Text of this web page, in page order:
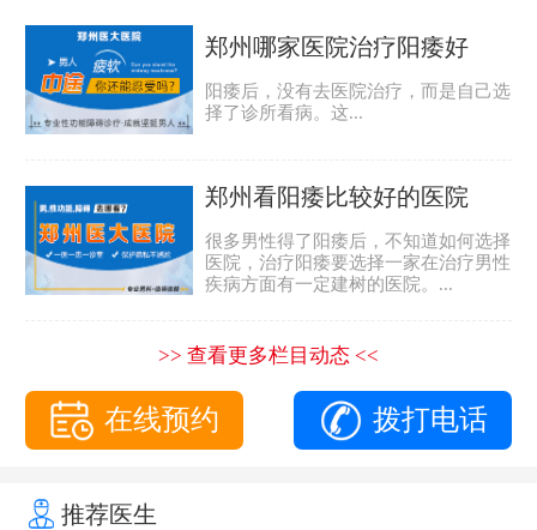
郑州哪家医院治疗阳痿好
阳痿后，没有去医院治疗，而是自己选
择了诊所看病。这...
郑州看阳痿比较好的医院
很多男性得了阳痿后，不知道如何选择
医院，治疗阳痿要选择一家在治疗男性
疾病方面有一定建树的医院。...
>> 查看更多栏目动态 <<
在线预约 拨打电话
推荐医生